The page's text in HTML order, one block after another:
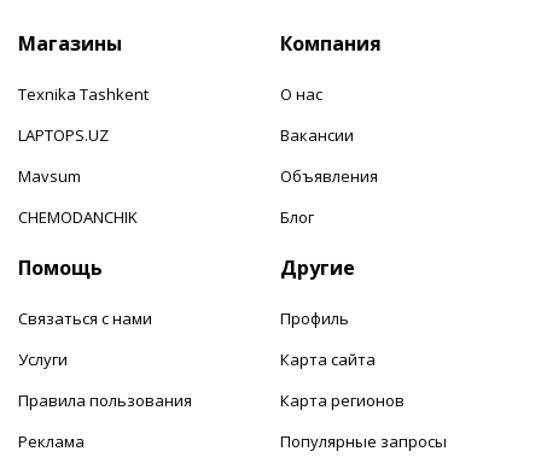
Магазины
Texnika Tashkent
LAPTOPS.UZ
Mavsum
CHEMODANCHIK
Компания
О нас
Вакансии
Объявления
Блог
Помощь
Связаться с нами
Услуги
Правила пользования
Реклама
Другие
Профиль
Карта сайта
Карта регионов
Популярные запросы